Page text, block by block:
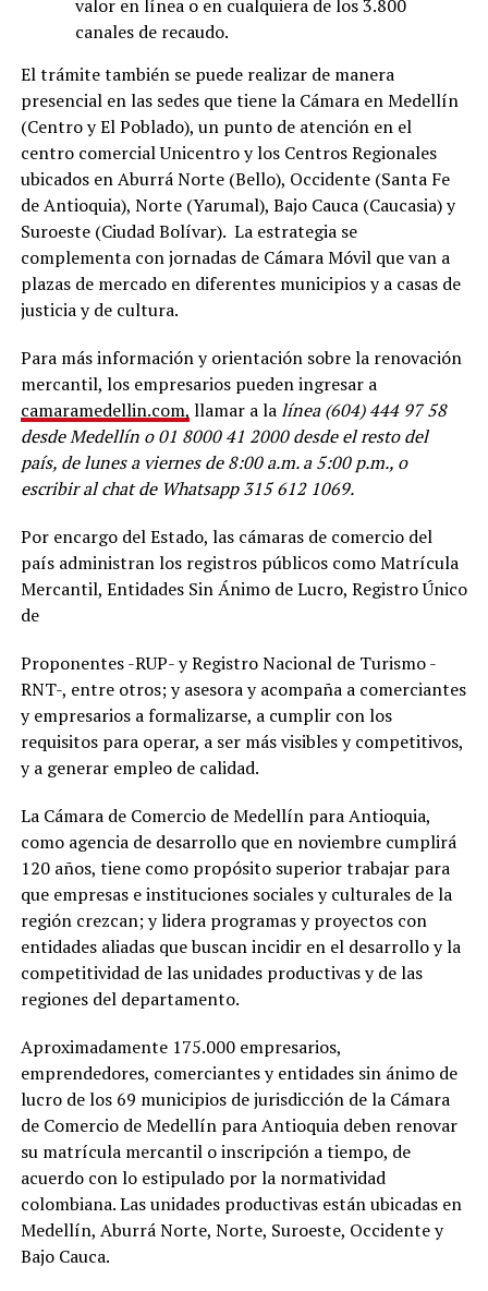
valor en línea o en cualquiera de los 3.800
canales de recaudo.
El trámite también se puede realizar de manera
presencial en las sedes que tiene la Cámara en Medellín
(Centro y El Poblado), un punto de atención en el
centro comercial Unicentro y los Centros Regionales
ubicados en Aburrá Norte (Bello), Occidente (Santa Fe
de Antioquia), Norte (Yarumal), Bajo Cauca (Caucasia) y
Suroeste (Ciudad Bolívar). La estrategia se
complementa con jornadas de Cámara Móvil que van a
plazas de mercado en diferentes municipios y a casas de
justicia y de cultura.
Para más información y orientación sobre la renovación
mercantil, los empresarios pueden ingresar a
camaramedellin.com, llamar a lalínea (604) 444 97 58
desde Medellín o 01 8000 41 2000 desde el resto del
país, de lunes a viernes de 8:00 a.m. a 5:00 p.m., o
escribir al chat de Whatsapp 315 612 1069.
Por encargo del Estado, las cámaras de comercio del
país administran los registros públicos como Matrícula
Mercantil, Entidades Sin Ánimo de Lucro, Registro Único
de
Proponentes -RUP- y Registro Nacional de Turismo -
RNT-, entre otros; y asesora y acompaña a comerciantes
y empresarios a formalizarse, a cumplir con los
requisitos para operar, a ser más visibles y competitivos,
y a generar empleo de calidad.
La Cámara de Comercio de Medellín para Antioquia,
como agencia de desarrollo que en noviembre cumplirá
120 años, tiene como propósito superior trabajar para
que empresas e instituciones sociales y culturales de la
región crezcan; y lidera programas y proyectos con
entidades aliadas que buscan incidir en el desarrollo y la
competitividad de las unidades productivas y de las
regiones del departamento.
Aproximadamente 175.000 empresarios,
emprendedores, comerciantes y entidades sin ánimo de
lucro de los 69 municipios de jurisdicción de la Cámara
de Comercio de Medellín para Antioquia deben renovar
su matrícula mercantil o inscripción a tiempo, de
acuerdo con lo estipulado por la normatividad
colombiana. Las unidades productivas están ubicadas en
Medellín, Aburrá Norte, Norte, Suroeste, Occidente y
Bajo Cauca.